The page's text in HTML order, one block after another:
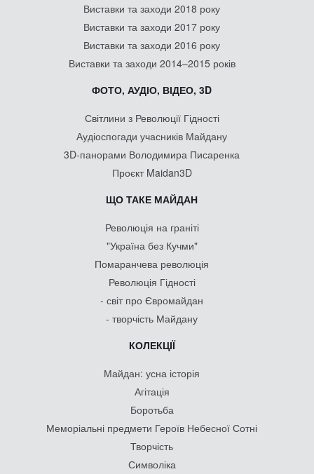
Виставки та заходи 2018 року
Виставки та заходи 2017 року
Виставки та заходи 2016 року
Виставки та заходи 2014–2015 років
ФОТО, АУДІО, ВІДЕО, 3D
Світлини з Революції Гідності
Аудіоспогади учасників Майдану
3D-панорами Володимира Писаренка
Проєкт Maidan3D
ЩО ТАКЕ МАЙДАН
Революція на граніті
"Україна без Кучми"
Помаранчева революція
Революція Гідності
- світ про Євромайдан
- творчість Майдану
КОЛЕКЦІЇ
Майдан: усна історія
Агітація
Боротьба
Меморіальні предмети Героїв Небесної Сотні
Творчість
Символіка